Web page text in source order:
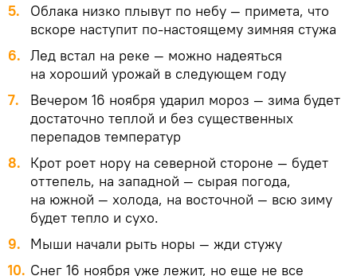
Облака низко плывут по небу — примета, что
вскоре наступит по-настоящему зимняя стужа
Лед встал на реке — можно надеяться
на хороший урожай в следующем году
Вечером 16 ноября ударил мороз — зима будет
достаточно теплой и без существенных
перепадов температур
Крот роет нору на северной стороне — будет
оттепель, на западной — сырая погода,
на южной — холода, на восточной — всю зиму
будет тепло и сухо.
Мыши начали рыть норы — жди стужу
Снег 16 ноября уже лежит, но еще не все